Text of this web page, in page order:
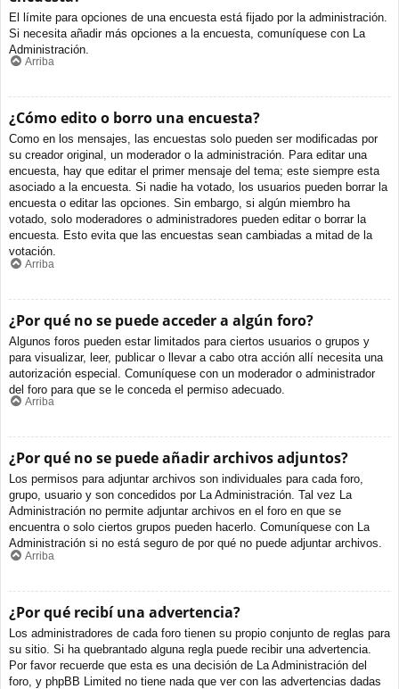
El límite para opciones de una encuesta está fijado por la administración.
Si necesita añadir más opciones a la encuesta, comuníquese con La
Administración.
Arriba
¿Cómo edito o borro una encuesta?
Como en los mensajes, las encuestas solo pueden ser modificadas por
su creador original, un moderador o la administración. Para editar una
encuesta, hay que editar el primer mensaje del tema; este siempre esta
asociado a la encuesta. Si nadie ha votado, los usuarios pueden borrar la
encuesta o editar las opciones. Sin embargo, si algún miembro ha
votado, solo moderadores o administradores pueden editar o borrar la
encuesta. Esto evita que las encuestas sean cambiadas a mitad de la
votación.
Arriba
¿Por qué no se puede acceder a algún foro?
Algunos foros pueden estar limitados para ciertos usuarios o grupos y
para visualizar, leer, publicar o llevar a cabo otra acción allí necesita una
autorización especial. Comuníquese con un moderador o administrador
del foro para que se le conceda el permiso adecuado.
Arriba
¿Por qué no se puede añadir archivos adjuntos?
Los permisos para adjuntar archivos son individuales para cada foro,
grupo, usuario y son concedidos por La Administración. Tal vez La
Administración no permite adjuntar archivos en el foro en que se
encuentra o solo ciertos grupos pueden hacerlo. Comuníquese con La
Administración si no está seguro de por qué no puede adjuntar archivos.
Arriba
¿Por qué recibí una advertencia?
Los administradores de cada foro tienen su propio conjunto de reglas para
su sitio. Si ha quebrantado alguna regla puede recibir una advertencia.
Por favor recuerde que esta es una decisión de La Administración del
foro, y phpBB Limited no tiene nada que ver con las advertencias dadas